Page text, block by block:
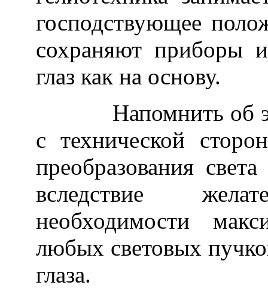
господствующее
сохраняют приборы
глаз как на основу.
Напомнить об
с технической
преобразования
вследствие
необходимости
любых световых
глаза.